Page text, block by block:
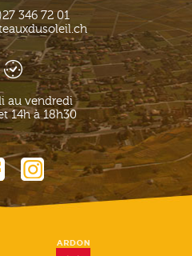
346 72 01
au vendredi
14h à 18h30